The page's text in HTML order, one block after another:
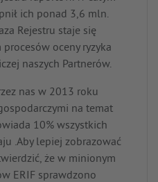
ich ponad 3,6 mln.
Rejestru staje się
oceny ryzyka
naszych Partnerów.
nas w 2013 roku
na temat
10% wszystkich
.Aby lepiej zobrazować
że w minionym
ERIF sprawdzono